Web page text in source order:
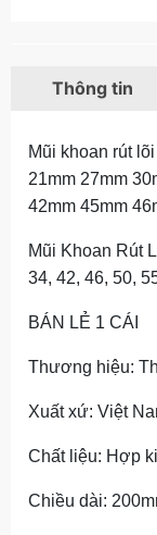
Thông tin
Mũi khoan rút
21mm 27mm
42mm 45mm
Mũi Khoan Rút
34, 42, 46, 50,
BÁN LẺ 1 CÁI
Thương hiệu:
Xuất xứ: Việt
Chất liệu: Hợp
Chiều dài: